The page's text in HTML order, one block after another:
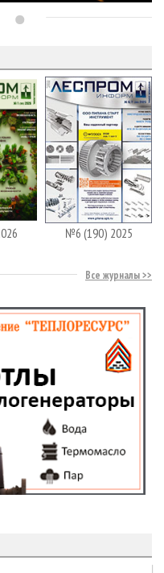
№6 (190) 2025
Все журналы